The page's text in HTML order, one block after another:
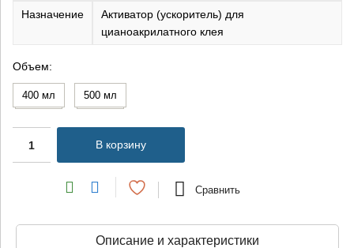
Назначение
Активатор (ускоритель) для
цианоакрилатного клея
Объем
400 мл 500 мл
В корзину
Сравнить
Описание и характеристики